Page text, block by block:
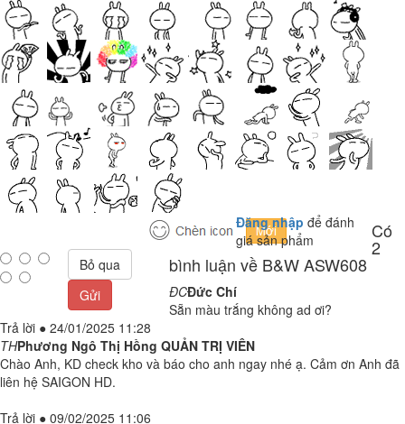
Đăng nhập để đánh
giá sản phẩm
Bỏ qua
Gửi
Có
2
bình luận về B&W ASW608
ĐCĐức Chí
Sẵn màu trắng không ad ơi?
Trả lời ● 24/01/2025 11:28
THPhương Ngô Thị Hồng QUẢN TRỊ VIÊN
Chào Anh, KD check kho và báo cho anh ngay nhé ạ. Cảm ơn Anh đã
liên hệ SAIGON HD.
Trả lời ● 09/02/2025 11:06